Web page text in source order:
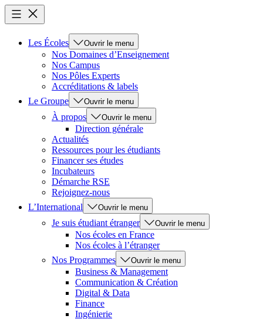
Les Écoles Ouvrir le menu
Nos Domaines d’Enseignement
Nos Campus
Nos Pôles Experts
Accréditations & labels
Le Groupe
Ouvrir le menu
À propos Ouvrir le menu
Direction générale
Actualités
Ressources pour les étudiants
Financer ses études
Incubateurs
Démarche RSE
Rejoignez-nous
L’International
Ouvrir le menu
Je suis étudiant étranger Ouvrir le menu
Nos écoles en France
Nos écoles à l’étranger
Nos Programmes
Ouvrir le menu
Business & Management
Communication & Création
Digital & Data
Finance
Ingénierie